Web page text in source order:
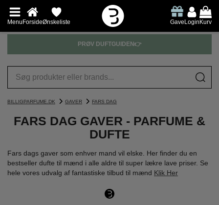
MenuForsideØnskeliste GaveLoginKurv
PRØV DUFTGUIDEN👉
BILLIGPARFUME.DK GAVER FARS DAG
FARS DAG GAVER - PARFUME &
DUFTE
Fars dags gaver som enhver mand vil elske. Her finder du en
bestseller dufte til mænd i alle aldre til super lækre lave priser. Se
hele vores udvalg af fantastiske tilbud til mænd Klik Her